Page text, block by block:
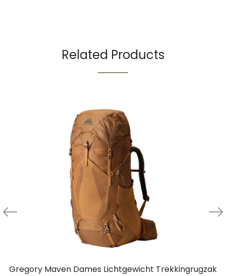
Related Products
Gregory Maven Dames Lichtgewicht Trekkingrugzak